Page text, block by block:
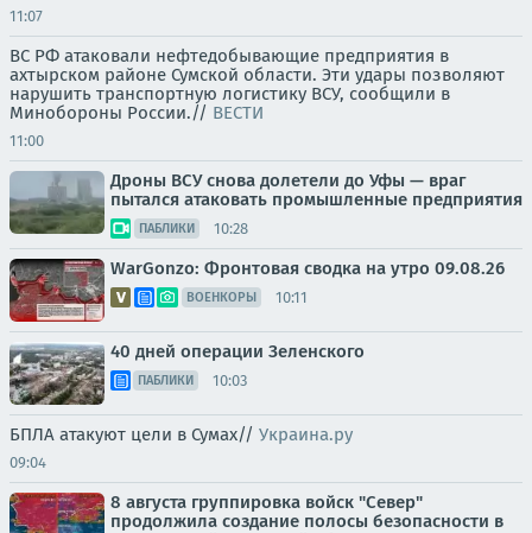
11:07
ВС РФ атаковали нефтедобывающие предприятия в
ахтырском районе Сумской области. Эти удары позволяют
нарушить транспортную логистику ВСУ, сообщили в
Минобороны России.// ВЕСТИ
11:00
Дроны ВСУ снова долетели до Уфы — враг
пытался атаковать промышленные предприятия
ПАБЛИКИ 10:28
WarGonzo: Фронтовая сводка на утро 09.08.26
ВОЕНКОРЫ 10:11
40 дней операции Зеленского
ПАБЛИКИ 10:03
БПЛА атакуют цели в Сумах// Украина.ру
09:04
8 августа группировка войск "Север"
продолжила создание полосы безопасности в